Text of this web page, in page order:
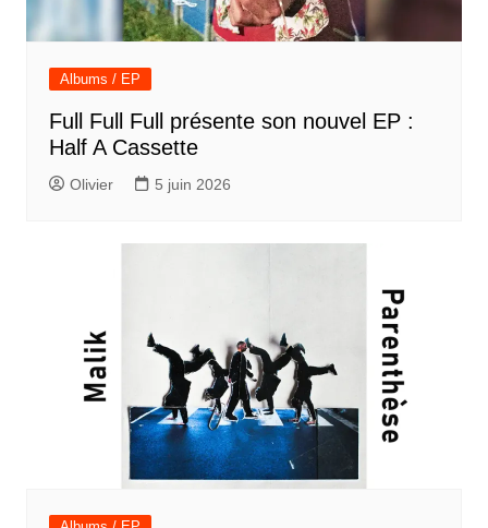
Albums / EP
Full Full Full présente son nouvel EP :
Half A Cassette
Olivier 5 juin 2026